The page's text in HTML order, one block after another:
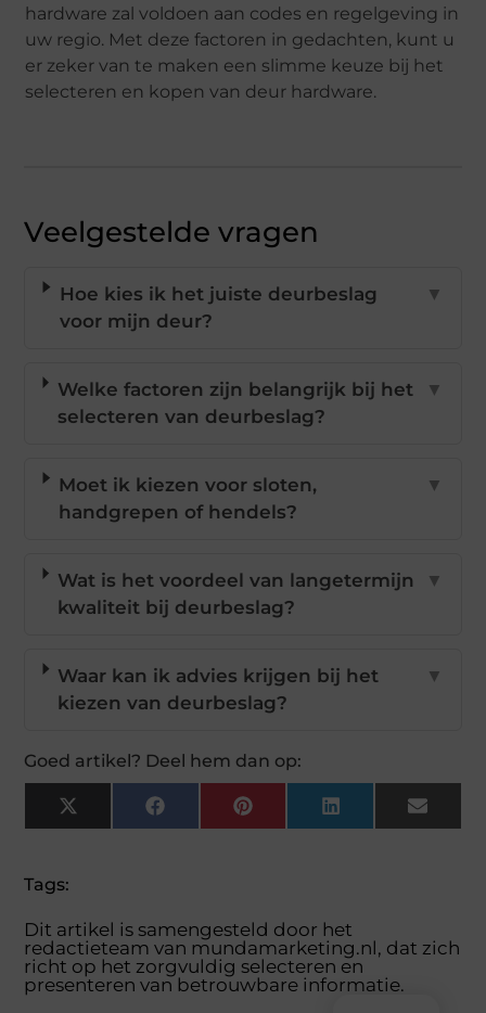
hardware zal voldoen aan codes en regelgeving in
uw regio. Met deze factoren in gedachten, kunt u
er zeker van te maken een slimme keuze bij het
selecteren en kopen van deur hardware.
Veelgestelde vragen
Hoe kies ik het juiste deurbeslag
voor mijn deur?
▼
Welke factoren zijn belangrijk bij het
selecteren van deurbeslag?
▼
Moet ik kiezen voor sloten,
handgrepen of hendels?
▼
Wat is het voordeel van langetermijn
kwaliteit bij deurbeslag?
▼
Waar kan ik advies krijgen bij het
kiezen van deurbeslag?
▼
Goed artikel? Deel hem dan op:
X
(Twitter)
FacebookPinterestLinkedInEmail
Tags:
Dit artikel is samengesteld door het
redactieteam van mundamarketing.nl, dat zich
richt op het zorgvuldig selecteren en
presenteren van betrouwbare informatie.